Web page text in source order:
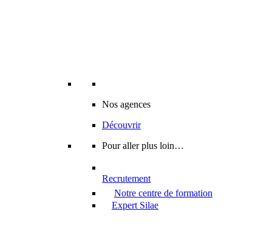
Nos agences
Découvrir
Pour aller plus loin…
Recrutement
Notre centre de formation
Expert Silae